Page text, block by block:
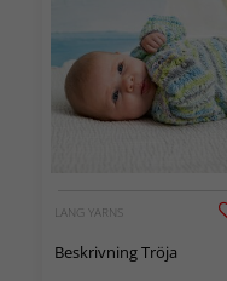
LANG YARNS
Beskrivning Tröja